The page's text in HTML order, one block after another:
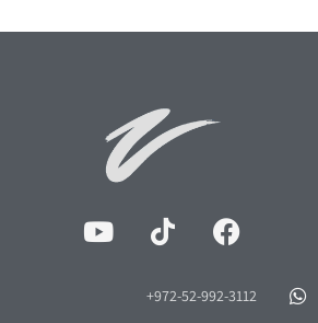
972-52-992-3112⁩+